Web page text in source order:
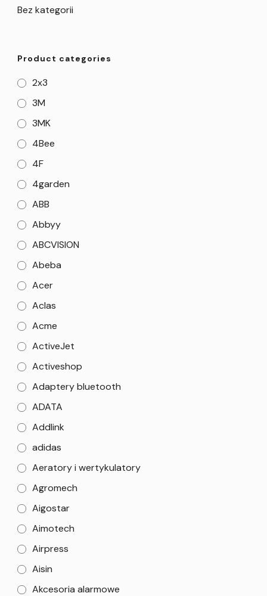
Bez kategorii
Product categories
2x3
3M
3MK
4Bee
4F
4garden
ABB
Abbyy
ABCVISION
Abeba
Acer
Aclas
Acme
ActiveJet
Activeshop
Adaptery bluetooth
ADATA
Addlink
adidas
Aeratory i wertykulatory
Agromech
Aigostar
Aimotech
Airpress
Aisin
Akcesoria alarmowe